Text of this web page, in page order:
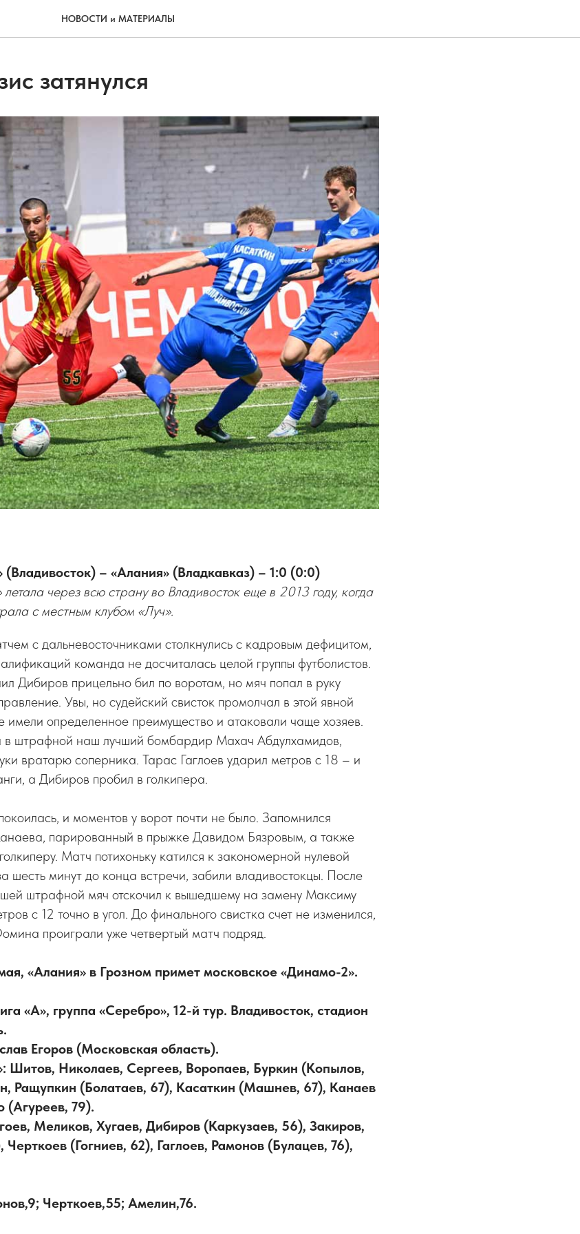
НОВОСТИ и МАТЕРИАЛЫ
затянулся
– «Алания» (Владкавказ) – 1:0 (0:0)
через всю страну во Владивосток еще в 2013 году, когда
с местным клубом «Луч».
с дальневосточниками столкнулись с кадровым дефицитом,
команда не досчиталась целой группы футболистов.
Дибиров прицельно бил по воротам, но мяч попал в руку
Увы, но судейский свисток промолчал в этой явной
определенное преимущество и атаковали чаще хозяев.
в штрафной наш лучший бомбардир Махач Абдулхамидов,
вратарю соперника. Тарас Гаглоев ударил метров с 18 – и
а Дибиров пробил в голкипера.
и моментов у ворот почти не было. Запомнился
парированный в прыжке Давидом Бязровым, а также
Матч потихоньку катился к закономерной нулевой
шесть минут до конца встречи, забили владивостокцы. После
штрафной мяч отскочил к вышедшему на замену Максиму
с 12 точно в угол. До финального свистка счет не изменился,
проиграли уже четвертый матч подряд.
«Алания» в Грозном примет московское «Динамо-2».
«А», группа «Серебро», 12-й тур. Владивосток, стадион
Егоров (Московская область).
Шитов, Николаев, Сергеев, Воропаев, Буркин (Копылов,
Ращупкин (Болатаев, 67), Касаткин (Машнев, 67), Канаев
(Агуреев, 79).
Меликов, Хугаев, Дибиров (Каркузаев, 56), Закиров,
(Гогниев, 62), Гаглоев, Рамонов (Булацев, 76),
Черткоев,55; Амелин,76.